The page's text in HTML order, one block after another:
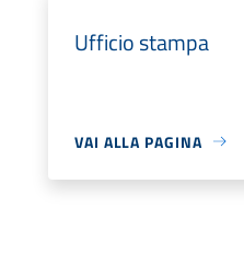
Ufficio stampa
VAI ALLA PAGINA